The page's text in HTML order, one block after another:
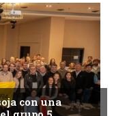
con una